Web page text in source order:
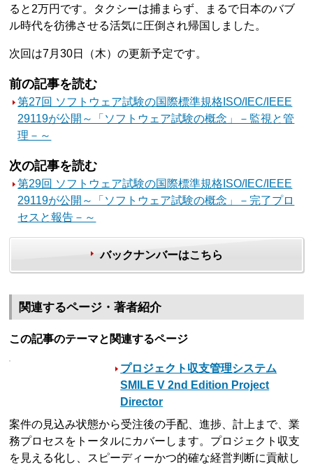
ると2万円です。タクシーは捕まらず、まるで日本のバブ
ル時代を彷彿させる活気に圧倒され帰国しました。
次回は7月30日（木）の更新予定です。
前の記事を読む
第27回 ソフトウェア試験の国際標準規格ISO/IEC/IEEE
29119が公開～「ソフトウェア試験の概念」－監視と管
理－～
次の記事を読む
第29回 ソフトウェア試験の国際標準規格ISO/IEC/IEEE
29119が公開～「ソフトウェア試験の概念」－完了プロ
セスと報告－～
バックナンバーはこちら
関連するページ・著者紹介
この記事のテーマと関連するページ
プロジェクト収支管理システム
SMILE V 2nd Edition Project
Director
案件の見込み状態から受注後の手配、進捗、計上まで、業
務プロセスをトータルにカバーします。プロジェクト収支
を見える化し、スピーディーかつ的確な経営判断に貢献し